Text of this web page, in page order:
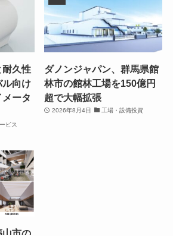
耐久性
ル向け
ータ
ビス
ダノンジャパン、群馬県館
林市の館林工場を150億円
超で大幅拡張
2026年8月4日 工場・設備投資
山市の